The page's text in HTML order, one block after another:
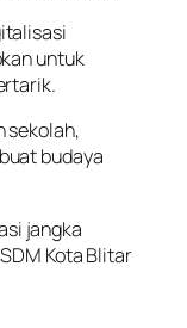
untuk
sekolah,
budaya
jangka
Kota Blitar